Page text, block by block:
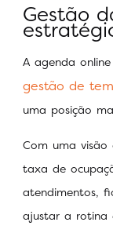
Gestão
A agenda
gestão de
uma posição
Com uma visão
taxa de
atendimentos,
ajustar a rotina